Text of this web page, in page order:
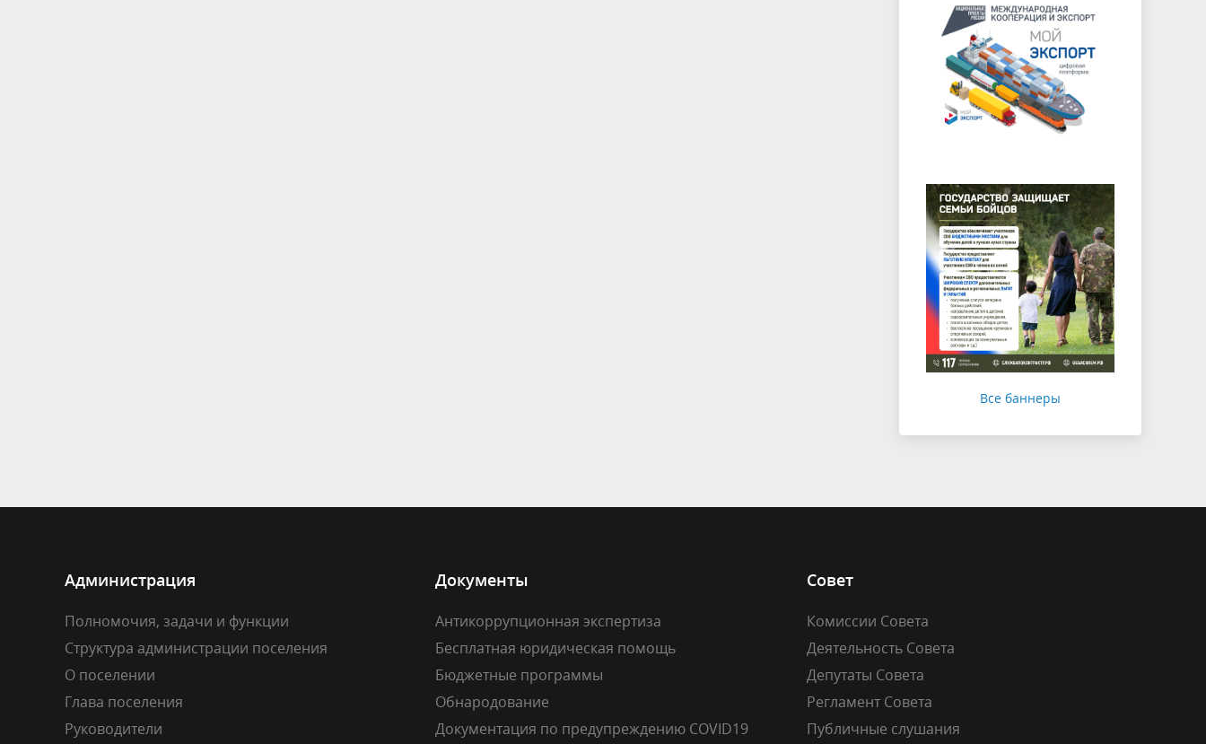
Все баннеры
Администрация
Полномочия, задачи и функции
Структура администрации поселения
О поселении
Глава поселения
Руководители
Документы
Антикоррупционная экспертиза
Бесплатная юридическая помощь
Бюджетные программы
Обнародование
Документация по предупреждению COVID19
Совет
Комиссии Совета
Деятельность Совета
Депутаты Совета
Регламент Совета
Публичные слушания